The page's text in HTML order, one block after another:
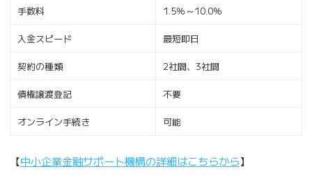
手数料 1.5％～10.0％
入金スピード 最短即日
契約の種類 2社間、3社間
債権譲渡登記 不要
オンライン手続き 可能
【中小企業金融サポート機構の詳細はこちらから】